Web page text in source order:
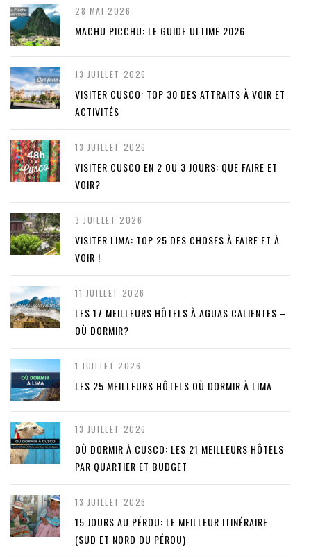
28 MAI 2026
MACHU PICCHU: LE GUIDE ULTIME 2026
13 JUILLET 2026
VISITER CUSCO: TOP 30 DES ATTRAITS À VOIR ET
ACTIVITÉS
13 JUILLET 2026
VISITER CUSCO EN 2 OU 3 JOURS: QUE FAIRE ET
VOIR?
3 JUILLET 2026
VISITER LIMA: TOP 25 DES CHOSES À FAIRE ET À
VOIR !
11 JUILLET 2026
LES 17 MEILLEURS HÔTELS À AGUAS CALIENTES –
OÙ DORMIR?
1 JUILLET 2026
LES 25 MEILLEURS HÔTELS OÙ DORMIR À LIMA
13 JUILLET 2026
OÙ DORMIR À CUSCO: LES 21 MEILLEURS HÔTELS
PAR QUARTIER ET BUDGET
13 JUILLET 2026
15 JOURS AU PÉROU: LE MEILLEUR ITINÉRAIRE
(SUD ET NORD DU PÉROU)